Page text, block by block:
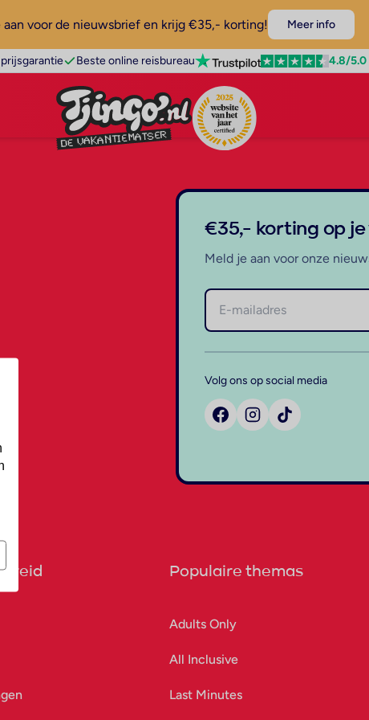
aan voor de nieuwsbrief en krijg €35,- korting! Meer info
Beste online reisbureau 4.8/5.0
€35,- korting op
Meld je aan voor onze
Volg ons op social media
Populaire themas
Adults Only
All Inclusive
Last Minutes